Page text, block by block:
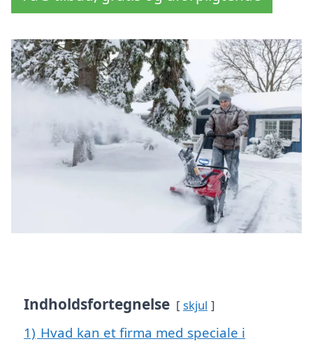
Indholdsfortegnelse skjul
1) Hvad kan et firma med speciale i